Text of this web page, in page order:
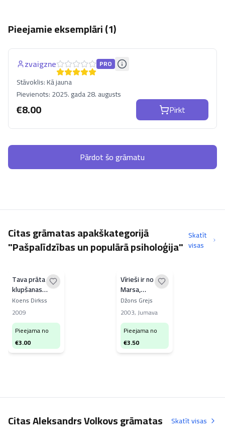
Pieejamie eksemplāri (1)
zvaigzne PRO
Stāvoklis:Kā jauna
Pievienots:2025. gada 28. augusts
€8.00 Pirkt
Pārdot šo grāmatu
Citas grāmatas apakškategorijā
"Pašpalīdzības un populārā psiholoģija"
Skatīt
visas
Tava prāta
klupšanas
akmeņi
Koens Dirkss
2009
Pieejama no
€3.00
Vīrieši ir no
Marsa,
sievietes - no
Venēras
Džons Grejs
2003,Jumava
Pieejama no
€3.50
Citas Aleksandrs Volkovs grāmatas Skatīt visas